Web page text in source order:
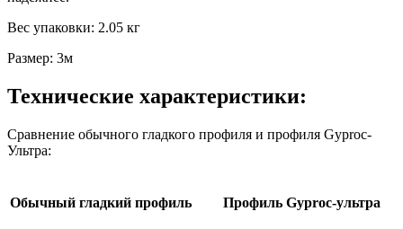
Вес упаковки: 2.05 кг
Размер: 3м
Технические характеристики:
Сравнение обычного гладкого профиля и профиля Gyproc-
Ультра:
Обычный гладкий профиль Профиль Gyproc-ультра